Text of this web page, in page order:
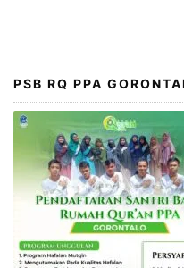
PSB RQ PPA